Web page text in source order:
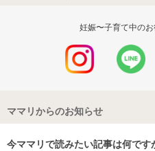
妊娠〜子育て中の
ママリからのお知らせ
今ママリで読みたい記事は何です